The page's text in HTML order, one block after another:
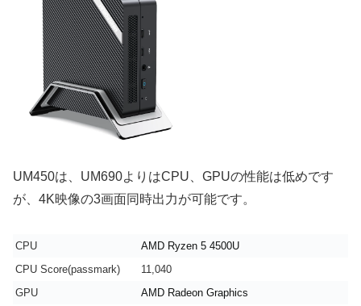
UM450は、UM690よりはCPU、GPUの性能は低めです
が、4K映像の3画面同時出力が可能です。
CPU
AMD Ryzen 5 4500U
CPU Score(passmark)
11,040
GPU
AMD Radeon Graphics